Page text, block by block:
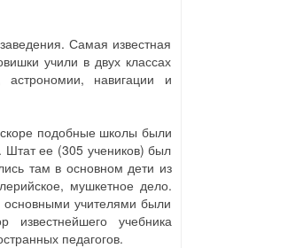
Самая известная
учили в двух классах
навигации и
подобные школы были
Штат ее (305 учеников) был
там в основном дети из
мушкетное дело.
учителями были
учебника
педагогов.